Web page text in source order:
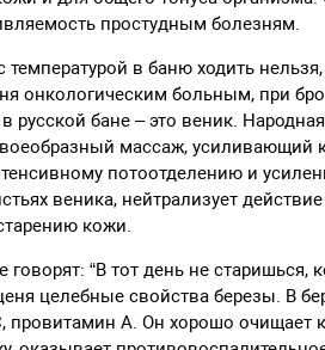
простудным болезням.
температурой в баню ходить
онкологическим больным, при
русской бане – это веник.
массаж,
потоотделению и
веника, нейтрализует
кожи.
говорят: “В тот день не
целебные свойства березы. В
провитамин А. Он хорошо очищает